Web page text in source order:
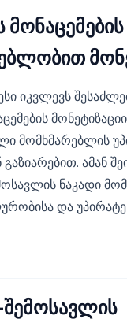
მონაცემების
იკვლევს
მომხმარებლის
ამან
ნაკადი
და